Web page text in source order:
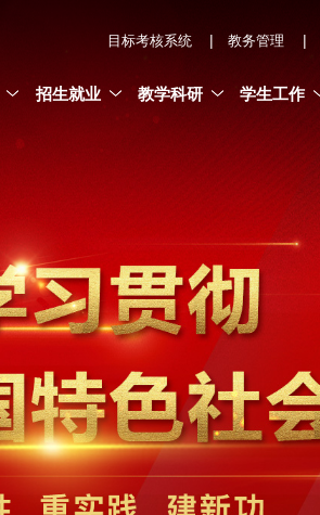
目标考核系统 | 教务管理 |
招生就业 教学科研 学生工作